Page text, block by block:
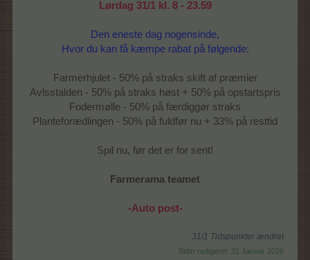
Lørdag 31/1 kl. 8 - 23.59
Den eneste dag nogensinde,
Hvor du kan få kæmpe rabat på følgende:
Farmerhjulet - 50% på straks skift af præmier
Avlsstalden - 50% på straks høst + 50% på opstartspris
Fodermølle - 50% på færdiggør straks
Planteforædlingen - 50% på fuldfør nu + 33% på resttid
Spil nu, før det er for sent!
Farmerama teamet
-Auto post-
31/1 Tidspunkter ændret
Sidst redigeret: 31 Januar 2026